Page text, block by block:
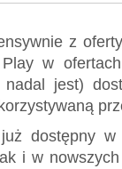
z
w
jest)
dostępny
i w